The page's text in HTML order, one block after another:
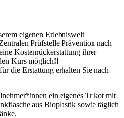
eigenen Erlebniswelt
Prüfstelle Prävention nach
Kostenrückerstattung ihrer
Kurs möglich!!
die Erstattung erhalten Sie nach
ein eigenes Trikot mit
aus Bioplastik sowie täglich